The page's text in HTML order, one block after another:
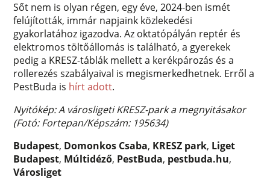
Sőt nem is olyan régen, egy éve, 2024-ben ismét
felújították, immár napjaink közlekedési
gyakorlatához igazodva. Az oktatópályán reptér és
elektromos töltőállomás is található, a gyerekek
pedig a KRESZ-táblák mellett a kerékpározás és a
rollerezés szabályaival is megismerkedhetnek. Erről a
PestBuda is hírt adott.
Nyitókép: A városligeti KRESZ-park a megnyitásakor
(Fotó: Fortepan/Képszám: 195634)
Budapest, Domonkos Csaba, KRESZ park, Liget
Budapest, Múltidéző, PestBuda, pestbuda.hu,
Városliget